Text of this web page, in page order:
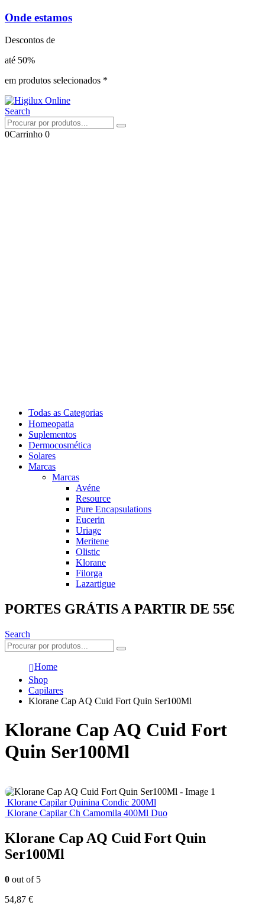
Onde estamos
Descontos de
até 50%
em produtos selecionados *
Search
0Carrinho 0
Todas as Categorias
Homeopatia
Suplementos
Dermocosmética
Solares
Marcas
Marcas
Avéne
Resource
Pure Encapsulations
Eucerin
Uriage
Meritene
Olistic
Klorane
Filorga
Lazartigue
PORTES GRÁTIS A PARTIR DE 55€
Search
Home
Shop
Capilares
Klorane Cap AQ Cuid Fort Quin Ser100Ml
Klorane Cap AQ Cuid Fort
Quin Ser100Ml
Klorane Capilar Quinina Condic 200Ml
Klorane Capilar Ch Camomila 400Ml Duo
Klorane Cap AQ Cuid Fort Quin
Ser100Ml
0 out of 5
54,87 €